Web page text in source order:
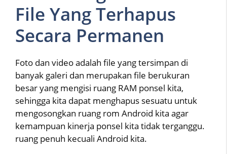
File Yang Terhapus
Secara Permanen
Foto dan video adalah file yang tersimpan di
banyak galeri dan merupakan file berukuran
besar yang mengisi ruang RAM ponsel kita,
sehingga kita dapat menghapus sesuatu untuk
mengosongkan ruang rom Android kita agar
kemampuan kinerja ponsel kita tidak terganggu.
ruang penuh kecuali Android kita.